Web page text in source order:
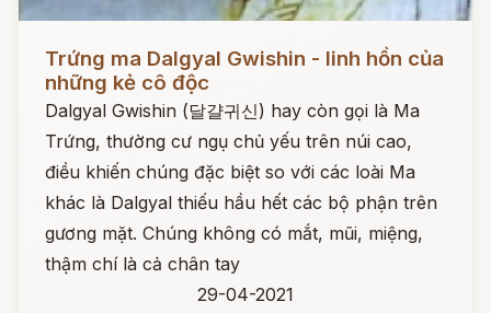
Trứng ma Dalgyal Gwishin - linh hồn của
những kẻ cô độc
Dalgyal Gwishin (달걀귀신) hay còn gọi là Ma
Trứng, thường cư ngụ chủ yếu trên núi cao,
điều khiến chúng đặc biệt so với các loài Ma
khác là Dalgyal thiếu hầu hết các bộ phận trên
gương mặt. Chúng không có mắt, mũi, miệng,
thậm chí là cả chân tay
29-04-2021